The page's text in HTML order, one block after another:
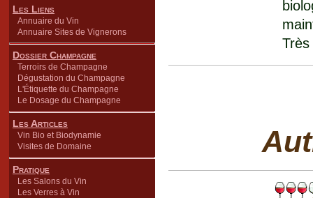
Les Liens
Annuaire du Vin
Annuaire Sites de Vignerons
Dossier Champagne
Terroirs de Champagne
Dégustation du Champagne
L'Étiquette du Champagne
Le Dosage du Champagne
Les Articles
Vin Bio et Biodynamie
Visites de Domaine
Pratique
Les Salons du Vin
Les Verres à Vin